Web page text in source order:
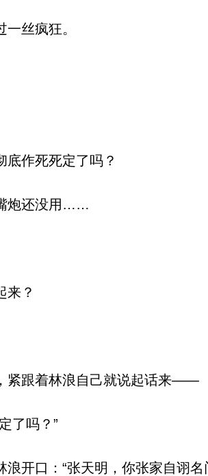
丝疯狂。
作死死定了吗？
炮还没用……
来？
紧跟着林浪自己就说起话来——
了吗？”
开口：“张天明，你张家自诩名